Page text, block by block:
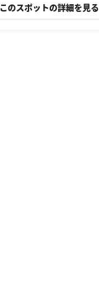
このスポットの詳細を見る